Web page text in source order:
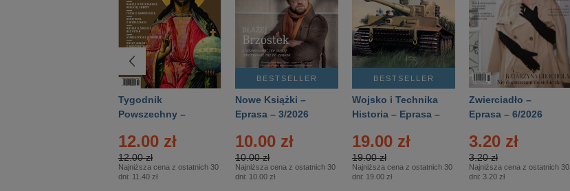
Tygodnik
Powszechny –
12.00 zł
12.00 zł
Najniższa cena z ostatnich 30
dni: 11.40 zł
BESTSELLER
Nowe Książki –
Eprasa – 3/2026
10.00 zł
10.00 zł
Najniższa cena z ostatnich 30
dni: 10.00 zł
BESTSELLER
Wojsko i Technika
Historia – Eprasa –
19.00 zł
19.00 zł
Najniższa cena z ostatnich 30
dni: 19.00 zł
Zwierciadło –
Eprasa – 6/2026
3.20 zł
3.20 zł
Najniższa cena z ostatnich 30
dni: 3.20 zł